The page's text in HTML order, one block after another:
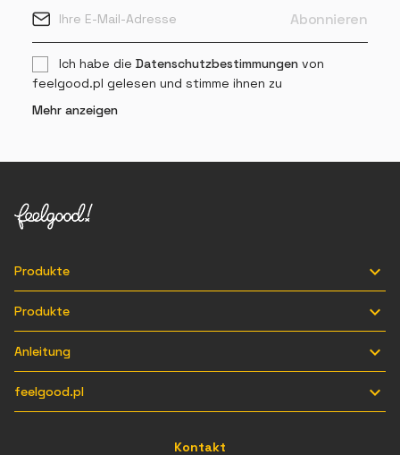
Ich habe die Datenschutzbestimmungenvon
feelgood.pl gelesen und stimme ihnen zu
Mehr anzeigen
Produkte 
Produkte 
Anleitung 
feelgood.pl 
Kontakt